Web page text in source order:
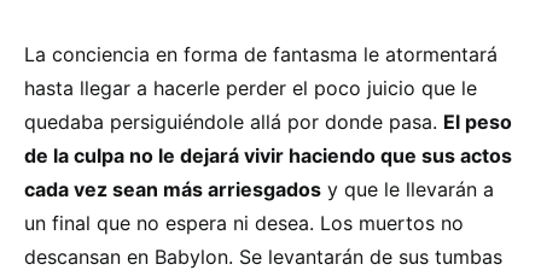
La conciencia en forma de fantasma le atormentará
hasta llegar a hacerle perder el poco juicio que le
quedaba persiguiéndole allá por donde pasa. El peso
de la culpa no le dejará vivir haciendo que sus actos
cada vez sean más arriesgados y que le llevarán a
un final que no espera ni desea. Los muertos no
descansan en Babylon. Se levantarán de sus tumbas